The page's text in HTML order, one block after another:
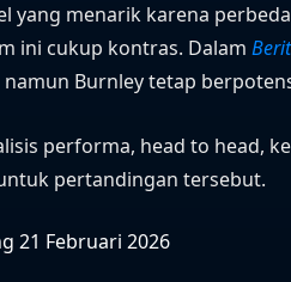
yang menarik karena
ini cukup kontras. Dalam
Burnley tetap
performa, head to head,
pertandingan tersebut.
21 Februari 2026